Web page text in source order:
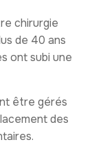
chirurgie
de 40 ans
ont subi une
être gérés
des